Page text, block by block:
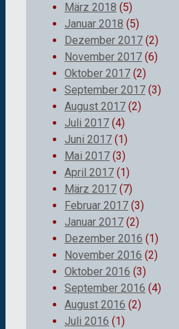
März 2018 (5)
Januar 2018 (5)
Dezember 2017 (2)
November 2017 (6)
Oktober 2017 (2)
September 2017 (3)
August 2017 (2)
Juli 2017 (4)
Juni 2017 (1)
Mai 2017 (3)
April 2017 (1)
März 2017 (7)
Februar 2017 (3)
Januar 2017 (2)
Dezember 2016 (1)
November 2016 (2)
Oktober 2016 (3)
September 2016 (4)
August 2016 (2)
Juli 2016 (1)